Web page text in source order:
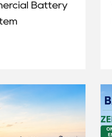
Battery